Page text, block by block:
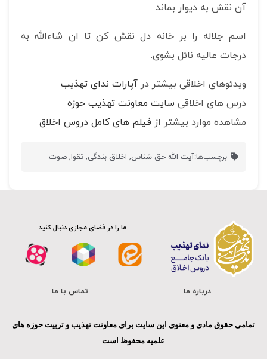
آن نقش به دیوار بماند
اسم جلاله را بر خانه دل نقش کن تا ان شاءالله به
درجات عالیه نائل بشوی.
ویدئوهای اخلاقی بیشتر در آپارات ندای تهذیب
درس های اخلاقی سایت معاونت تهذیب حوزه
مشاهده موارد بیشتر از فیلم های کامل دروس اخلاق
برچسب‌ها:آیت الله حق شناس, اخلاق بندگی,تقوا,صوت
ما را در فضای مجازی دنبال کنید
درباره ما تماس با ما
تمامی حقوق مادی و معنوی این سایت برای معاونت تهذیب و تربیت حوزه های
علمیه محفوظ است